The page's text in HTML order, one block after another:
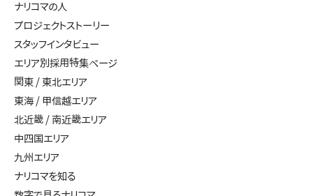
ナリコマの人
プロジェクトストーリー
スタッフインタビュー
エリア別採用特集ページ
関東 / 東北エリア
東海 / 甲信越エリア
北近畿 / 南近畿エリア
中四国エリア
九州エリア
ナリコマを知る